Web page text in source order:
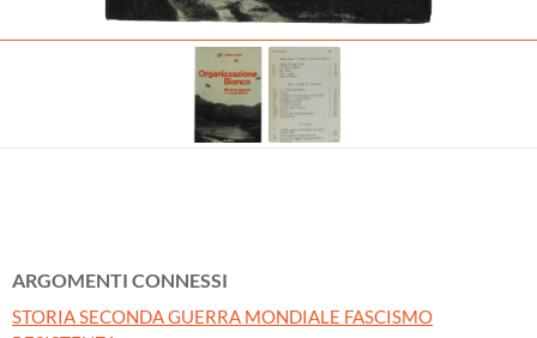
ARGOMENTI CONNESSI
STORIA SECONDA GUERRA MONDIALE FASCISMO